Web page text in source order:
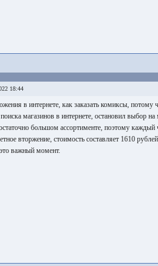
18:44
в интернете, как заказать комиксы,
магазинов в интернете, остановил выбор
большом ассортименте, поэтому каждый
вторжение, стоимость составляет 1610
важный момент.